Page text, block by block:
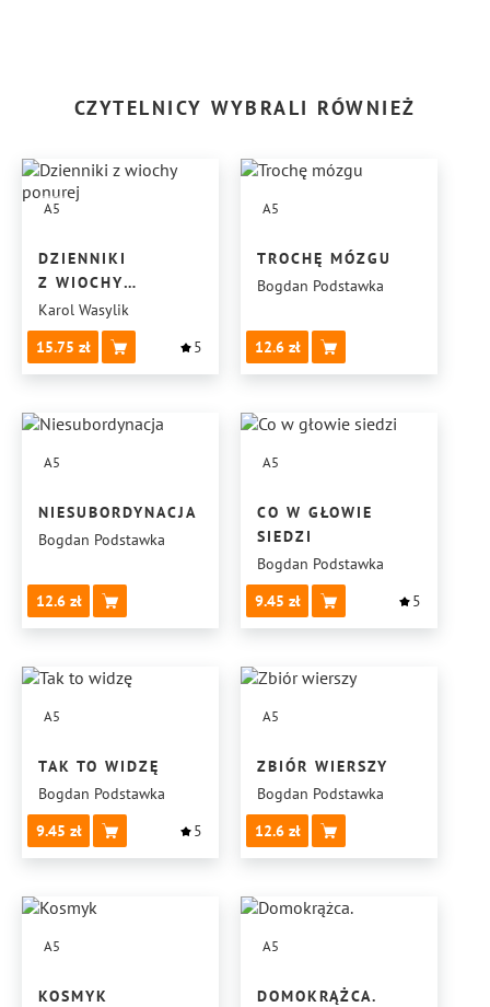
CZYTELNICY WYBRALI RÓWNIEŻ
A5
DZIENNIKI
Z WIOCHY
PONUREJ
Karol Wasylik
15.75
5
A5
TROCHĘ MÓZGU
Bogdan Podstawka
12.6
A5
NIESUBORDYNACJA
Bogdan Podstawka
12.6
A5
CO W GŁOWIE
SIEDZI
Bogdan Podstawka
9.45
5
A5
TAK TO WIDZĘ
Bogdan Podstawka
9.45
5
A5
ZBIÓR WIERSZY
Bogdan Podstawka
12.6
A5
KOSMYK
A5
DOMOKRĄŻCA.